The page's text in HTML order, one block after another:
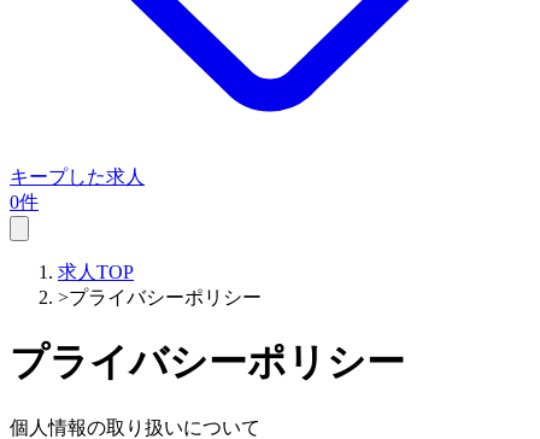
キープした求人
0件
求人TOP
>プライバシーポリシー
プライバシーポリシー
個人情報の取り扱いについて